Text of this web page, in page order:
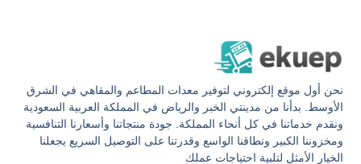
نحن أول موقع إلكتروني لتوفير معدات المطاعم والمقاهي في الشرق
الأوسط. بدأنا من مدينتي الخبر والرياض في المملكة العربية السعودية
ونقدم خدماتنا في كل أنحاء المملكة. جودة منتجاتنا وأسعارنا التنافسية
ومخزوننا الكبير ونطاقنا الواسع وقدرتنا على التوصيل السريع يجعلنا
الخيار الأمثل لتلبية احتياجات عملك